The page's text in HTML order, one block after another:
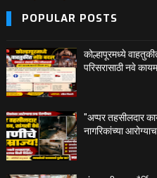
POPULAR POSTS
कोल्हापूरमध्ये
परिसरासाठी नवे
"अप्पर तहसीलदार
नागरिकांच्या